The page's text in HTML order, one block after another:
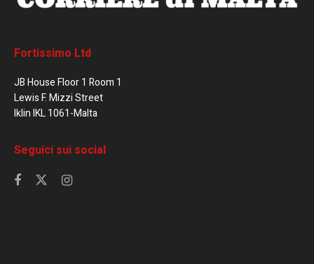
Fortissimo Ltd
JB House Floor 1 Room 1
Lewis F. Mizzi Street
Iklin IKL 1061-Malta
Seguici sui social